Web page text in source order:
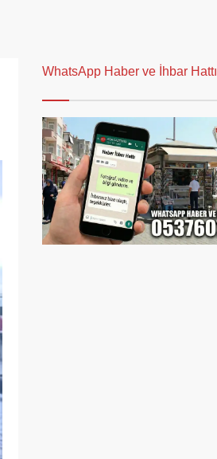
WhatsApp Haber ve İhbar Hattı